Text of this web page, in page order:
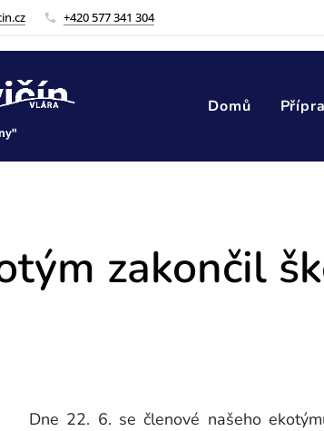
+420 577 341 304
Domů
zakončil
Dne 22. 6. se členové našeho